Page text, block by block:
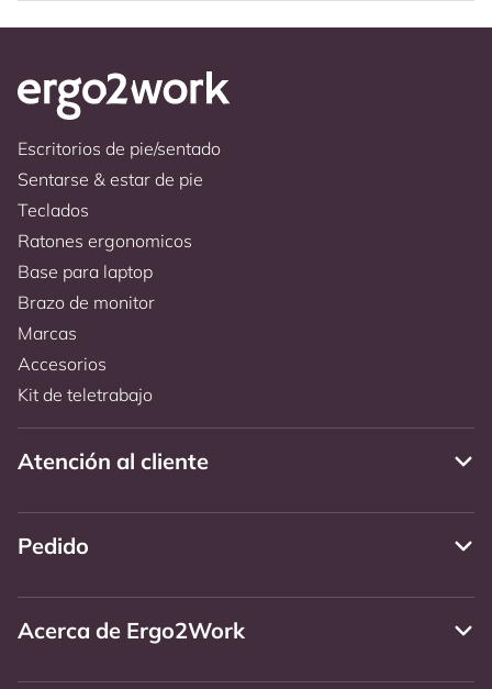
Escritorios de pie/sentado
Sentarse & estar de pie
Teclados
Ratones ergonomicos
Base para laptop
Brazo de monitor
Marcas
Accesorios
Kit de teletrabajo
Atención al cliente
Pedido
Acerca de Ergo2Work